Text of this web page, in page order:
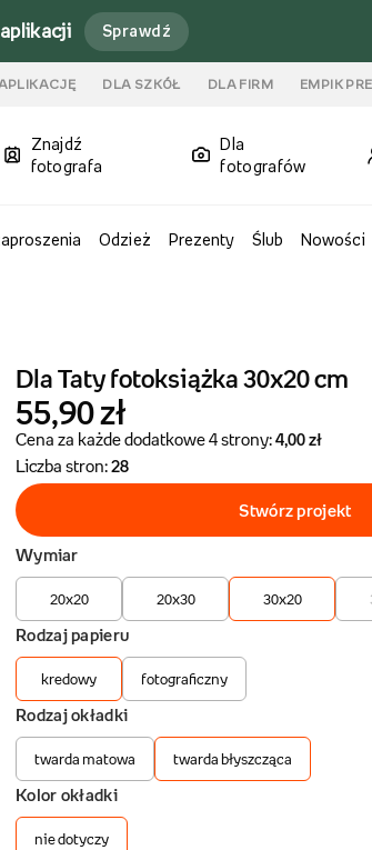
Sprawdź
DLA SZKÓŁ DLA FIRM EMPIK
Znajdź
fotografa
Dla
fotografów
Odzież Prezenty Ślub Nowości